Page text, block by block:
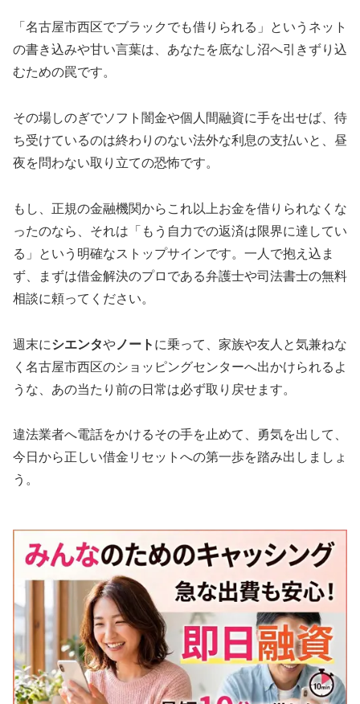
「名古屋市西区でブラックでも借りられる」というネット
の書き込みや甘い言葉は、あなたを底なし沼へ引きずり込
むための罠です。
その場しのぎでソフト闇金や個人間融資に手を出せば、待
ち受けているのは終わりのない法外な利息の支払いと、昼
夜を問わない取り立ての恐怖です。
もし、正規の金融機関からこれ以上お金を借りられなくな
ったのなら、それは「もう自力での返済は限界に達してい
る」という明確なストップサインです。一人で抱え込ま
ず、まずは借金解決のプロである弁護士や司法書士の無料
相談に頼ってください。
週末にシエンタや ノート に乗って、家族や友人と気兼ねな
く名古屋市西区のショッピングセンターへ出かけられるよ
うな、あの当たり前の日常は必ず取り戻せます。
違法業者へ電話をかけるその手を止めて、勇気を出して、
今日から正しい借金リセットへの第一歩を踏み出しましょ
う。